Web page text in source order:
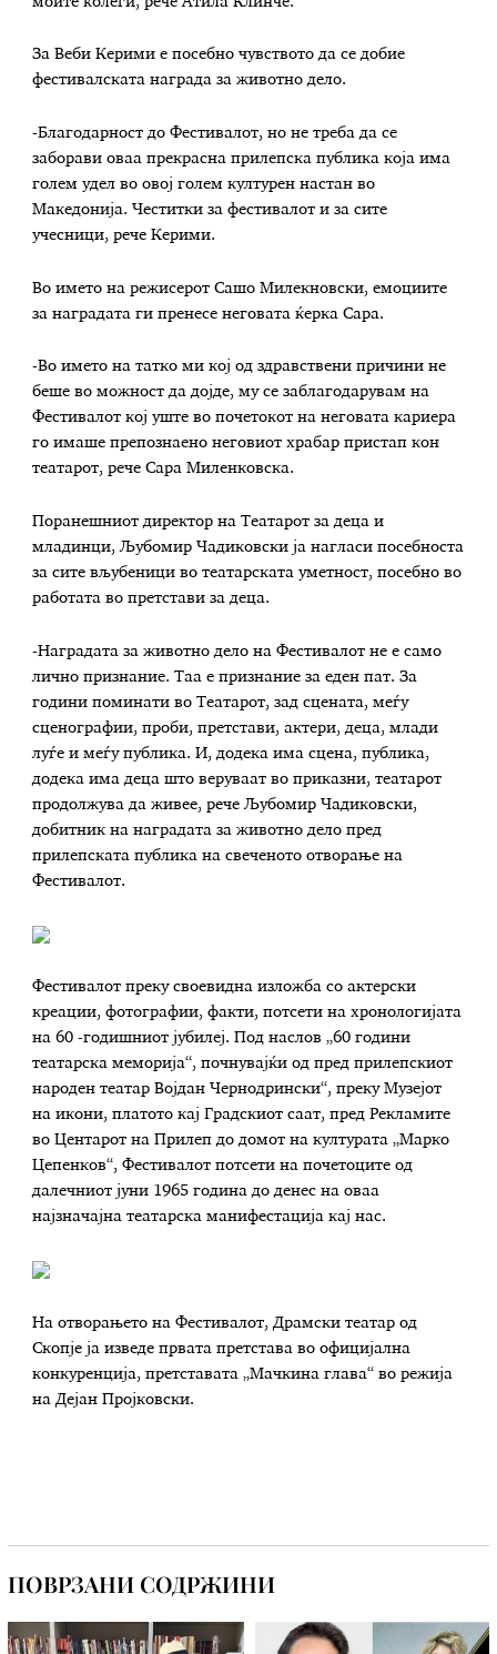
За Веби Керими е посебно чувството да се добие
фестивалската награда за животно дело.
-Благодарност до Фестивалот, но не треба да се
заборави оваа прекрасна прилепска публика која има
голем удел во овој голем културен настан во
Македонија. Честитки за фестивалот и за сите
учесници, рече Керими.
Во името на режисерот Сашо Милекновски, емоциите
за наградата ги пренесе неговата ќерка Сара.
-Во името на татко ми кој од здравствени причини не
беше во можност да дојде, му се заблагодарувам на
Фестивалот кој уште во почетокот на неговата кариера
го имаше препознаено неговиот храбар пристап кон
театарот, рече Сара Миленковска.
Поранешниот директор на Театарот за деца и
младинци, Љубомир Чадиковски ја нагласи посебноста
за сите вљубеници во театарската уметност, посебно во
работата во претстави за деца.
-Наградата за животно дело на Фестивалот не е само
лично признание. Таа е признание за еден пат. За
години поминати во Театарот, зад сцената, меѓу
сценографии, проби, претстави, актери, деца, млади
луѓе и меѓу публика. И, додека има сцена, публика,
додека има деца што веруваат во приказни, театарот
продолжува да живее, рече Љубомир Чадиковски,
добитник на наградата за животно дело пред
прилепската публика на свеченото отворање на
Фестивалот.
Фестивалот преку своевидна изложба со актерски
креации, фотографии, факти, потсети на хронологијата
на 60 -годишниот јубилеј. Под наслов „60 години
театарска меморија“, почнувајќи од пред прилепскиот
народен театар Војдан Чернодрински“, преку Музејот
на икони, платото кај Градскиот саат, пред Рекламите
во Центарот на Прилеп до домот на културата „Марко
Цепенков“, Фестивалот потсети на почетоците од
далечниот јуни 1965 година до денес на оваа
најзначајна театарска манифестација кај нас.
На отворањето на Фестивалот, Драмски театар од
Скопје ја изведе првата претстава во официјална
конкуренција, претставата „Мачкина глава“ во режија
на Дејан Пројковски.
ПОВРЗАНИ СОДРЖИНИ